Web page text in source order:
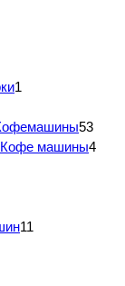
1
53
Кофе машины4
11